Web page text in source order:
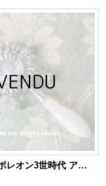
19世紀 ナポレオン3世時代 アンティーク ラトル 麦＆ハート シルバー製